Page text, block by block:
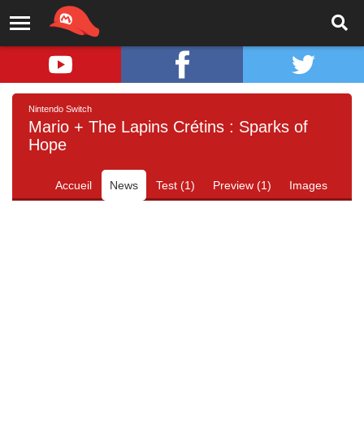
Nintendo Switch
Mario + The Lapins Crétins : Sparks of
Hope
Accueil News Test (1) Preview (1) Images